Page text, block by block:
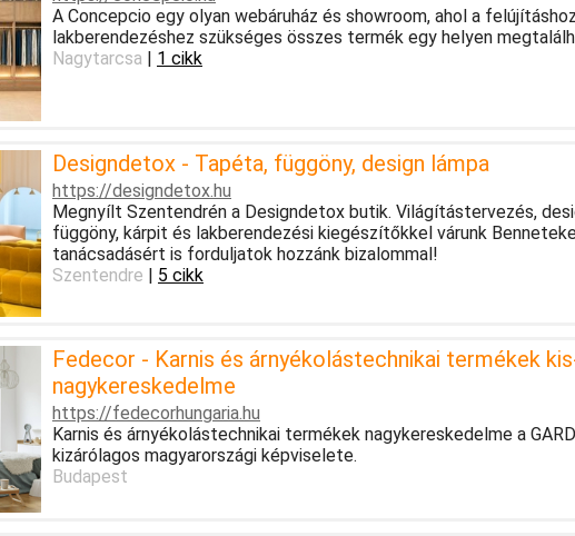
A Concepcio egy olyan webáruház és showroom, ahol a
lakberendezéshez szükséges összes termék egy helyen
Nagytarcsa | 1 cikk
Designdetox - Tapéta, függöny, design lámpa
https://designdetox.hu
Megnyílt Szentendrén a Designdetox butik. Világítástervezés,
függöny, kárpit és lakberendezési kiegészítőkkel várunk
tanácsadásért is forduljatok hozzánk bizalommal!
Szentendre | 5 cikk
Fedecor - Karnis és árnyékolástechnikai termékek
nagykereskedelme
https://fedecorhungaria.hu
Karnis és árnyékolástechnikai termékek nagykereskedelme a
kizárólagos magyarországi képviselete.
Budapest